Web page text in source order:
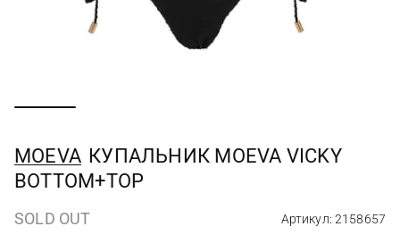
MOEVA КУПАЛЬНИК MOEVA VICKY
BOTTOM+TOP
SOLD OUT Артикул: 2158657